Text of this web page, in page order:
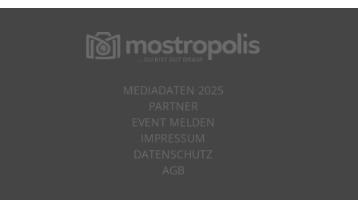
MEDIADATEN 2025
PARTNER
EVENT MELDEN
IMPRESSUM
DATENSCHUTZ
AGB